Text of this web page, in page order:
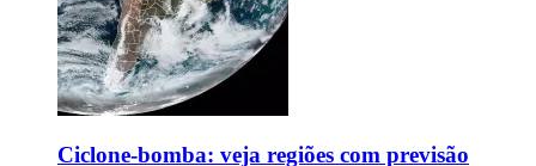
Ciclone-bomba: veja regiões com previsão